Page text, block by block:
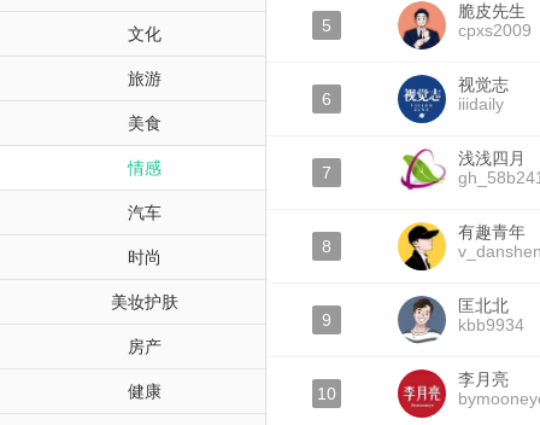
文化
旅游
美食
情感
汽车
时尚
美妆护肤
房产
健康
5
脆皮先生
cpxs2009
6
视觉志
iiidaily
7
浅浅四月
8
有趣青年
9
匡北北
kbb9934
10
李月亮